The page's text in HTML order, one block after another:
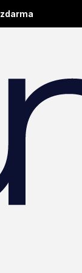
zdarma